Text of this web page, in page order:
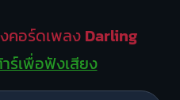
คอร์ดเพลง Darling
ร์เพื่อฟังเสียง